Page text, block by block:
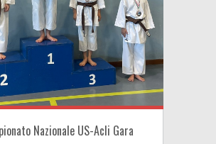
Nazionale US-Acli Gara